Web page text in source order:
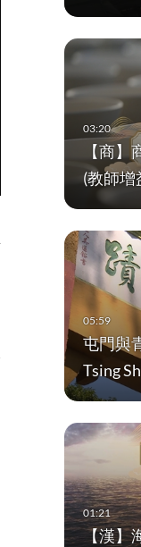
【商
(教師增
屯門與
Tsing
【漢】